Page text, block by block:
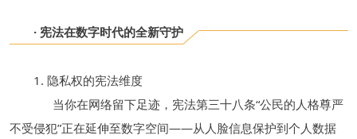
· 宪法在数字时代的全新守护
1. 隐私权的宪法维度
当你在网络留下足迹，宪法第三十八条“公民的人格尊严
不受侵犯”正在延伸至数字空间——从人脸信息保护到个人数据